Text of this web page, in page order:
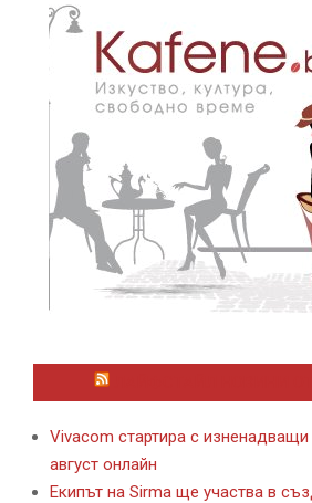
Vivacom стартира с
август онлайн
Екипът на Sirma ще участва в